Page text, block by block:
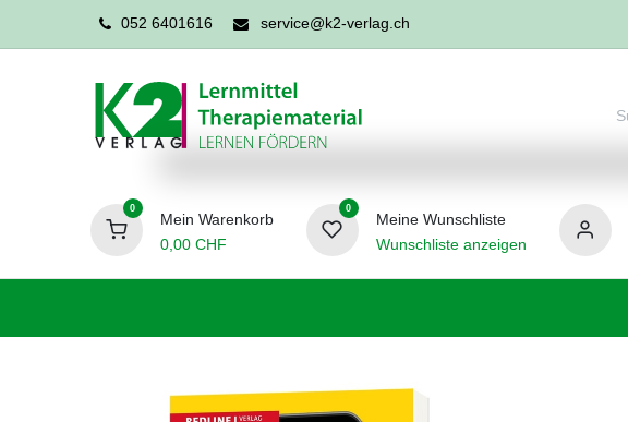
052 6401616 service@k2-verlag.ch
0
Mein Warenkorb
0,00CHF
0
Meine Wunschliste
Wunschliste anzeigen